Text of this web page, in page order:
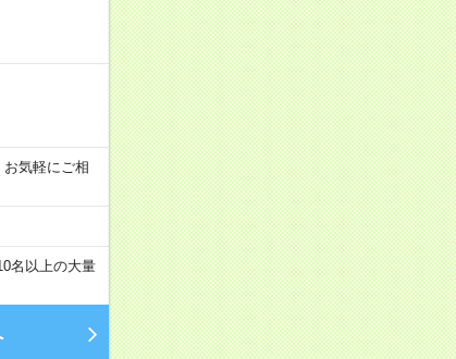
気軽にご相
名以上の大量